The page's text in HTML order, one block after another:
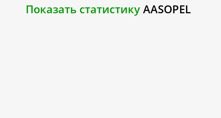
Показать статистику AASOPEL